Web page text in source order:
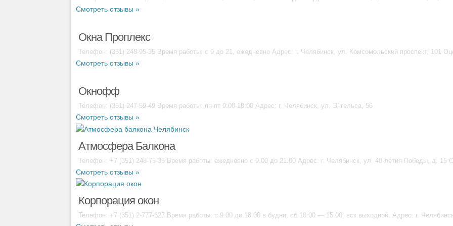
Смотреть отзывы »
Окна Проплекс
Телефон: (351) 248-95-35 Время работы: с 9 до 21, ежедневно Адрес: г. Челябинск, ул. Комсомольский проспект, 101
Смотреть отзывы »
Окнофф
Телефон: (351) 247-59-49 Время работы: пн-пт 9:00-18:00 Адрес: г. Челябинск, ул. Энгельса, 56
Смотреть отзывы »
Атмосфера Балкона
Телефон: +7 (351) 248-75-35 Время работы: ежедневно с 9.00 до 21.00 Адрес: г. Челябинск, ул. 40-летия Победы, д. 15
Смотреть отзывы »
Корпорация окон
Телефон: +7 (351) 2-777-627 Время работы: с 9:00 до 18:00 в будни, сб 10:00 — 15:00, вск выходной. Адрес: г.